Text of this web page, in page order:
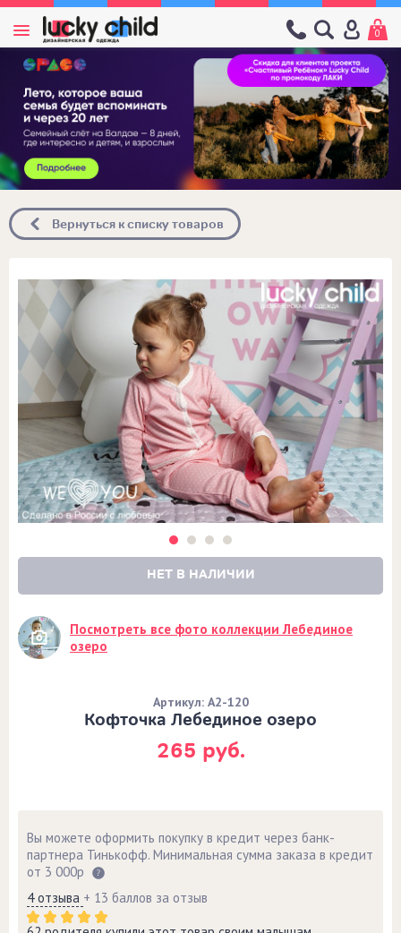
0
Вернуться к списку товаров
НЕТ В НАЛИЧИИ
Посмотреть все фото коллекции Лебединое
озеро
265 руб.
Кофточка Лебединое озеро
Артикул: А2-120
Вы можете оформить покупку в кредит через банк-
партнера Тинькофф. Минимальная сумма заказа в кредит
от 3 000р
4 отзыва + 13 баллов за отзыв